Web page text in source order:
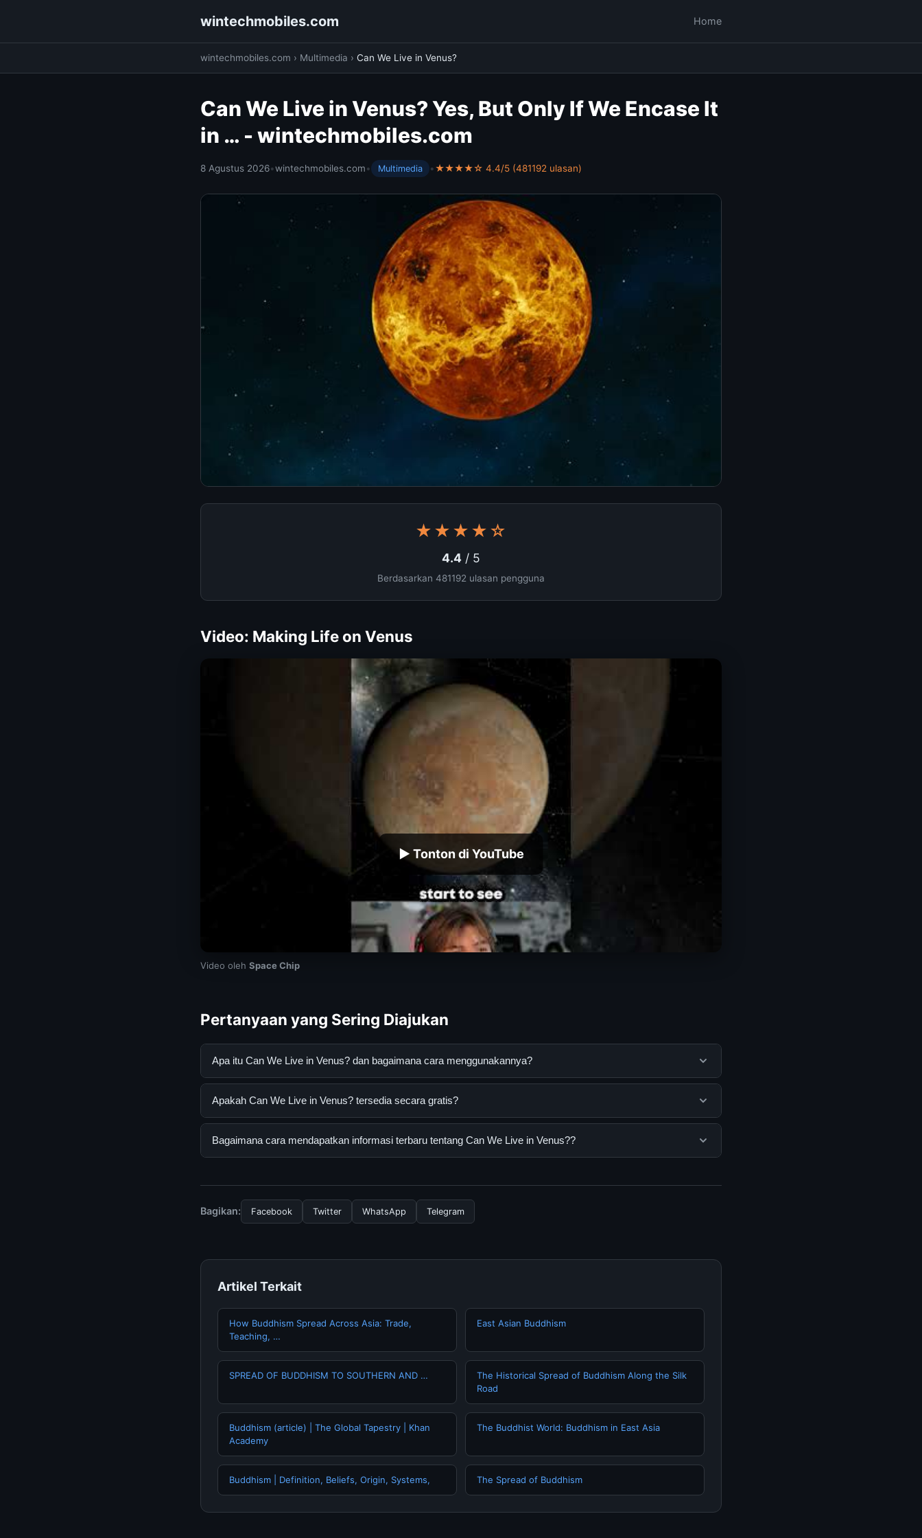
wintechmobiles.com Home
wintechmobiles.com › Multimedia › Can We Live in Venus?
Can We Live in Venus? Yes, But Only If We Encase It
in … - wintechmobiles.com
8 Agustus 2026•wintechmobiles.com• Multimedia •★★★★☆ 4.4/5 (481192 ulasan)
★★★★☆
4.4 / 5
Berdasarkan 481192 ulasan pengguna
Video: Making Life on Venus
▶ Tonton di YouTube
Video oleh Space Chip
Pertanyaan yang Sering Diajukan
Apa itu Can We Live in Venus? dan bagaimana cara menggunakannya?
Can We Live in Venus? adalah layanan digital yang dirancang untuk membantu pengguna mendapatkan
mengikuti panduan yang tersedia.
Apakah Can We Live in Venus? tersedia secara gratis?
Ya, Can We Live in Venus? dapat diakses secara gratis oleh semua pengguna. Tidak ada biaya tersembunyi
Bagaimana cara mendapatkan informasi terbaru tentang Can We Live in Venus??
Bagikan:
Facebook Twitter WhatsApp Telegram
Artikel Terkait
How Buddhism Spread Across Asia: Trade,
Teaching, …
East Asian Buddhism
SPREAD OF BUDDHISM TO SOUTHERN AND …
The Historical Spread of Buddhism Along the Silk
Road
Buddhism (article) | The Global Tapestry | Khan
Academy
The Buddhist World: Buddhism in East Asia
Buddhism | Definition, Beliefs, Origin, Systems, The Spread of Buddhism